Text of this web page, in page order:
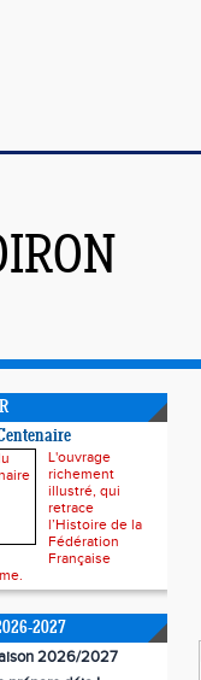
L'ouvrage
richement
illustré, qui
retrace
l’Histoire de la
Fédération
Française
2027
2026/2027